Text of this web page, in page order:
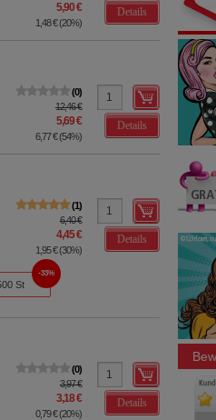
5,90 €
1,48 €(20%)
Details
0
12,46 €
5,69 €
6,77 €(54%)
Details
1
6,40 €
4,45 €
1,95 €(30%)
Details
St
33%
0
3,97 €
3,18 €
0,79 €(20%)
Details